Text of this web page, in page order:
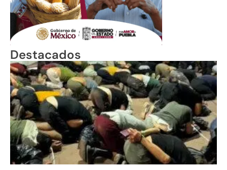
Destacados